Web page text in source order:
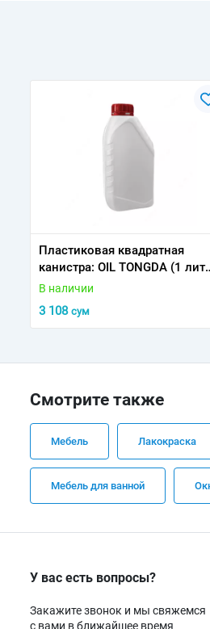
Пластиковая квадратная
канистра: OIL TONGDA (1
0.060 кг
В наличии
3 108 сум
Смотрите также
Мебель Лакокраска
Мебель для ванной
У вас есть вопросы?
Закажите звонок и мы свяжемся
с вами в ближайшее время